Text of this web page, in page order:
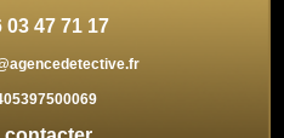
03 47 71 17